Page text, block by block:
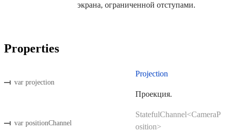
экрана, ограниченной отступами.
Properties
var projection
Projection
Проекция.
var positionChannel
StatefulChannel<CameraP
osition>